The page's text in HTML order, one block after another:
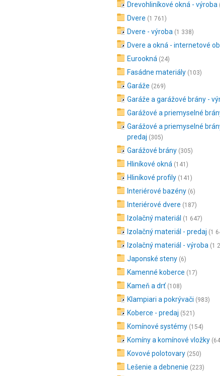
Drevohliníkové okná - výroba
Dvere (1 761)
Dvere - výroba (1 338)
Dvere a okná - internetové
Eurookná (24)
Fasádne materiály (103)
Garáže (269)
Garáže a garážové brány -
Garážové a priemyselné
Garážové a priemyselné
predaj (305)
Garážové brány (305)
Hliníkové okná (141)
Hliníkové profily (141)
Interiérové bazény (6)
Interiérové dvere (187)
Izolačný materiál (1 647)
Izolačný materiál - predaj (1
Izolačný materiál - výroba (1
Japonské steny (6)
Kamenné koberce (17)
Kameň a drť (108)
Klampiari a pokrývači (983)
Koberce - predaj (521)
Komínové systémy (154)
Komíny a komínové vložky
Kovové polotovary (250)
Lešenie a debnenie (223)